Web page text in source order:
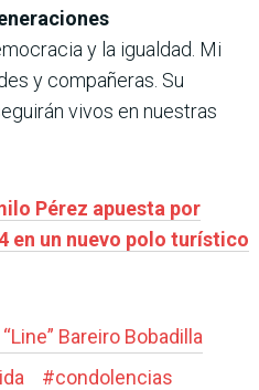
y la igualdad. Mi
y compañeras. Su
vivos en nuestras
Pérez apuesta por
en un nuevo polo turístico
Bareiro Bobadilla
#condolencias